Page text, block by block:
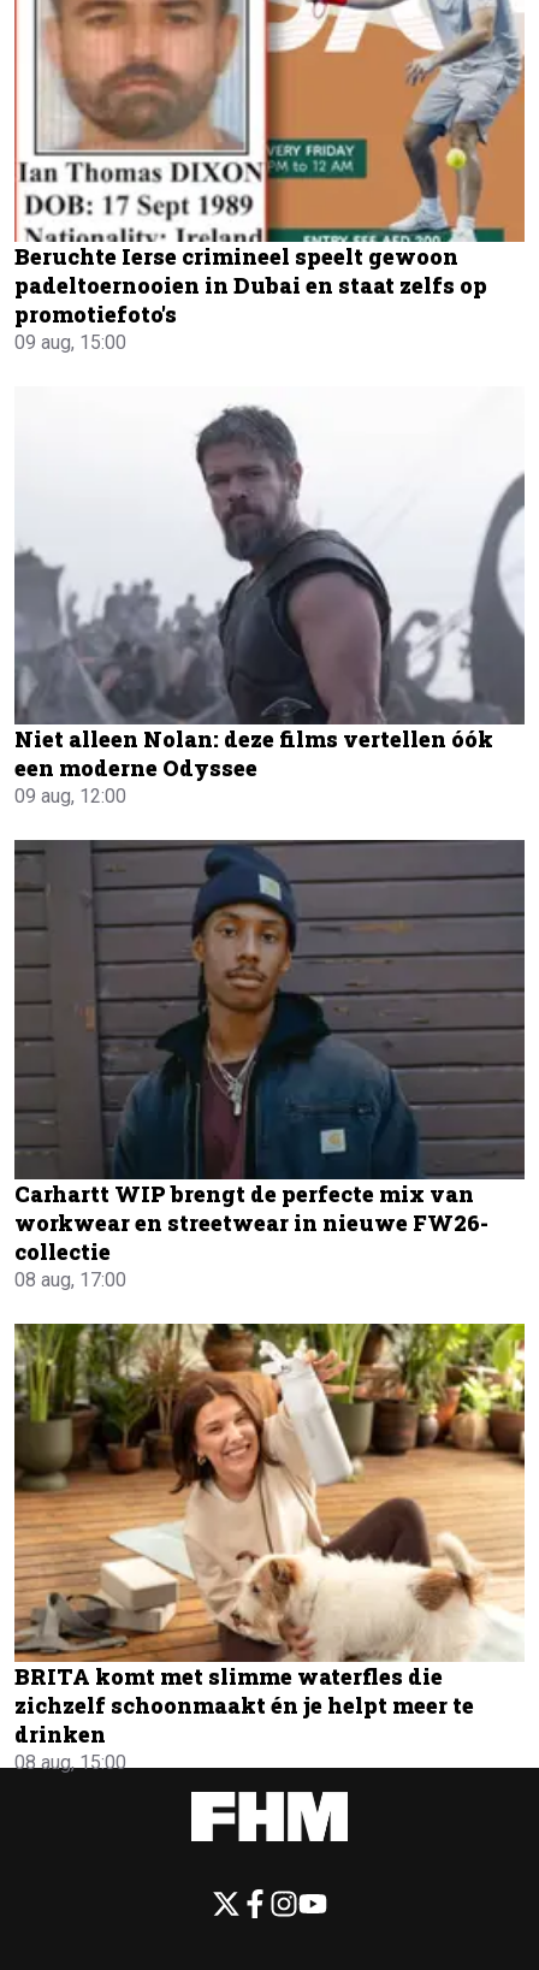
Beruchte Ierse crimineel speelt gewoon
padeltoernooien in Dubai en staat zelfs op
promotiefoto's
09 aug, 15:00
Niet alleen Nolan: deze films vertellen óók
een moderne Odyssee
09 aug, 12:00
Carhartt WIP brengt de perfecte mix van
workwear en streetwear in nieuwe FW26-
collectie
08 aug, 17:00
BRITA komt met slimme waterfles die
zichzelf schoonmaakt én je helpt meer te
drinken
08 aug, 15:00